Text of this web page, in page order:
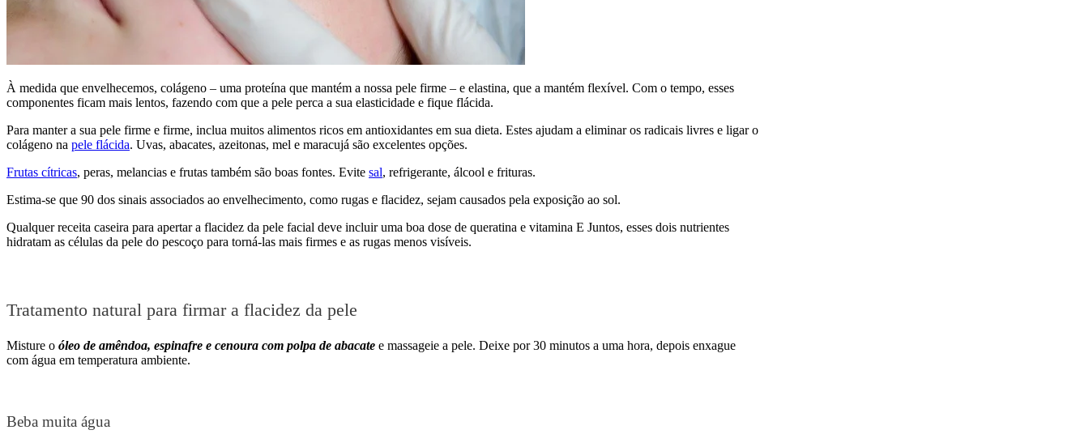
À medida que envelhecemos, colágeno – uma proteína que mantém a nossa pele firme – e elastina, que a mantém flexível. Com o tempo, esses
componentes ficam mais lentos, fazendo com que a pele perca a sua elasticidade e fique flácida.
Para manter a sua pele firme e firme, inclua muitos alimentos ricos em antioxidantes em sua dieta. Estes ajudam a eliminar os radicais livres e ligar o
colágeno na pele flácida. Uvas, abacates, azeitonas, mel e maracujá são excelentes opções.
Frutas cítricas, peras, melancias e frutas também são boas fontes. Evite sal, refrigerante, álcool e frituras.
Estima-se que 90 dos sinais associados ao envelhecimento, como rugas e flacidez, sejam causados ​​pela exposição ao sol.
Qualquer receita caseira para apertar a flacidez da pele facial deve incluir uma boa dose de queratina e vitamina E Juntos, esses dois nutrientes
hidratam as células da pele do pescoço para torná-las mais firmes e as rugas menos visíveis.
Tratamento natural para firmar a flacidez da pele
Misture o óleo de amêndoa, espinafre e cenoura com polpa de abacate e massageie a pele. Deixe por 30 minutos a uma hora, depois enxague
com água em temperatura ambiente.
Beba muita água